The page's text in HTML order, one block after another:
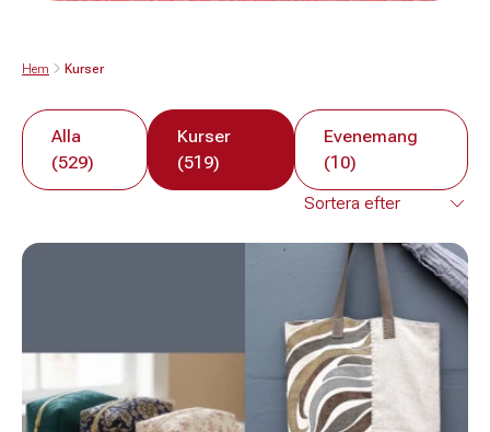
Hem Kurser
Alla
(529)
Kurser
(519)
Evenemang
(10)